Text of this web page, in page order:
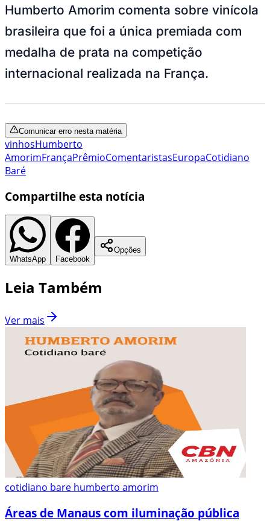
Humberto Amorim comenta sobre vinícola
brasileira que foi a única premiada com
medalha de prata na competição
internacional realizada na França.
Comunicar erro nesta matéria
vinhosHumberto
AmorimFrançaPrêmioComentaristasEuropaCotidiano
Baré
Compartilhe esta notícia
WhatsApp Facebook
Opções
Leia Também
Ver mais
cotidiano bare humberto amorim
Áreas de Manaus com iluminação pública